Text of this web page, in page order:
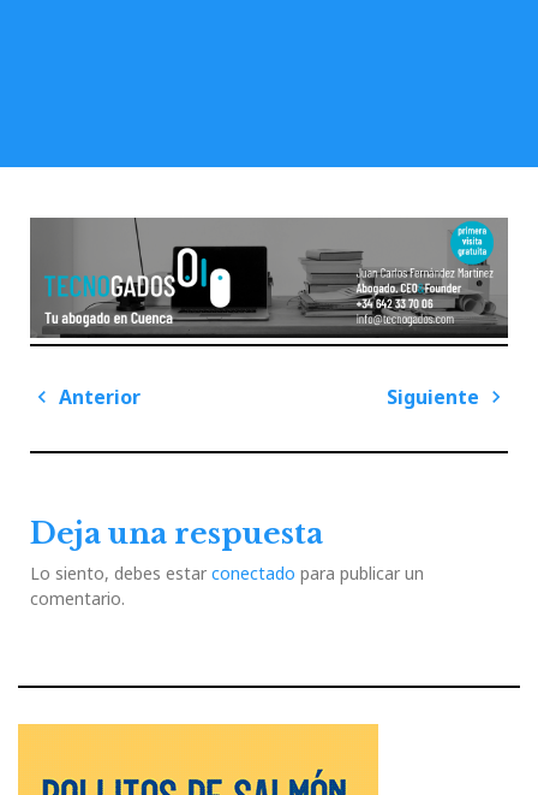
Navegación
entradas
Anterior
Siguiente
Deja una respuesta
Lo siento, debes estar conectado para publicar un
comentario.